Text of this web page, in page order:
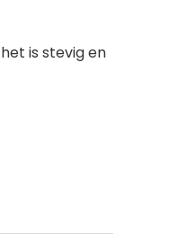
is stevig en